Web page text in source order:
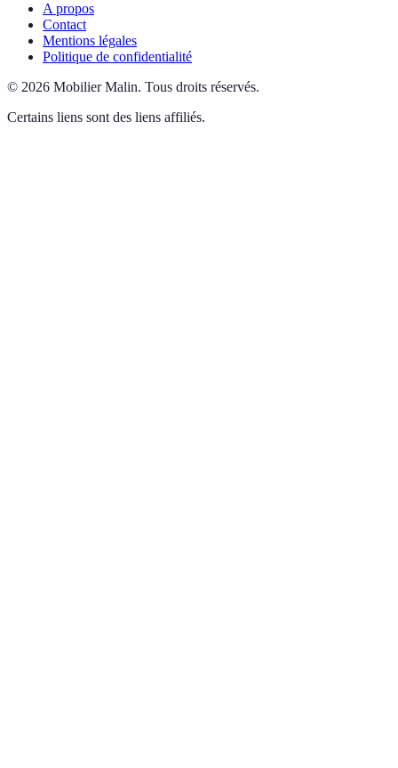
A propos
Contact
Mentions légales
Politique de confidentialité
© 2026 Mobilier Malin. Tous droits réservés.
Certains liens sont des liens affiliés.